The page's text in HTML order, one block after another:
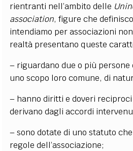
rientranti nell’ambito delle
association, figure che
intendiamo per associazioni
realtà presentano queste
– riguardano due o più persone
uno scopo loro comune, di
– hanno diritti e doveri
derivano dagli accordi
–sono dotate di uno statuto
regole dell’associazione;